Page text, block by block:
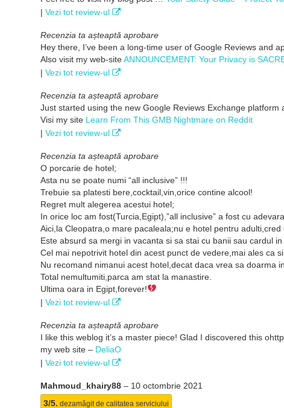
| Vezi tot review-ul
Recenzia ta așteaptă aprobare
Hey there, I’ve been a long-time user of Google Reviews and
Also visit my web-siteANNOUNCEMENT: Your Privacy is
| Vezi tot review-ul
Recenzia ta așteaptă aprobare
Just started using the new Google Reviews Exchange platform
Visi my site Learn From This GMB Nightmare on Reddit
| Vezi tot review-ul
Recenzia ta așteaptă aprobare
O porcarie de hotel;
Asta nu se poate numi “all inclusive” !!!
Trebuie sa platesti bere,cocktail,vin,orice contine alcool!
Regret mult alegerea acestui hotel;
In orice loc am fost(Turcia,Egipt),”all inclusive” a fost cu
Aici,la Cleopatra,o mare pacaleala;nu e hotel pentru adulti,cred
Este absurd sa mergi in vacanta si sa stai cu banii sau cardul
Cel mai nepotrivit hotel din acest punct de vedere,mai ales ca
Nu recomand nimanui acest hotel,decat daca vrea sa doarma
Total nemultumiti,parca am stat la manastire.
Ultima oara in Egipt,forever!
| Vezi tot review-ul
Recenzia ta așteaptă aprobare
I like this weblog it’s a master piece! Glad I discovered this
my web site – DeliaO
| Vezi tot review-ul
Mahmoud_khairy88 – 10 octombrie 2021
3/5. dezamăgit de calitatea serviciului